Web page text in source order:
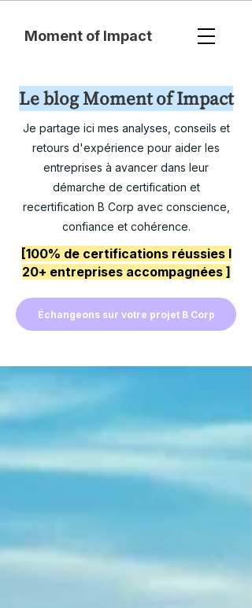
Moment of Impact
Le blog Moment of Impact
Je partage ici mes analyses, conseils et
retours d'expérience pour aider les
entreprises à avancer dans leur
démarche de certification et
recertification B Corp avec conscience,
confiance et cohérence.
[100% de certifications réussies I
20+ entreprises accompagnées ]
Échangeons sur votre projet B Corp